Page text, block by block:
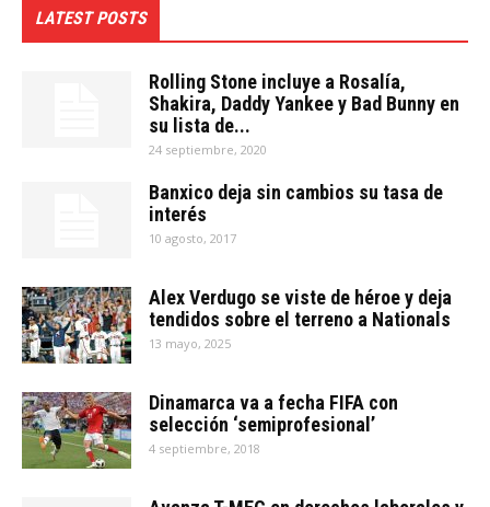
LATEST POSTS
Rolling Stone incluye a Rosalía,
Shakira, Daddy Yankee y Bad Bunny en
su lista de...
24 septiembre, 2020
Banxico deja sin cambios su tasa de
interés
10 agosto, 2017
Alex Verdugo se viste de héroe y deja
tendidos sobre el terreno a Nationals
13 mayo, 2025
Dinamarca va a fecha FIFA con
selección ‘semiprofesional’
4 septiembre, 2018